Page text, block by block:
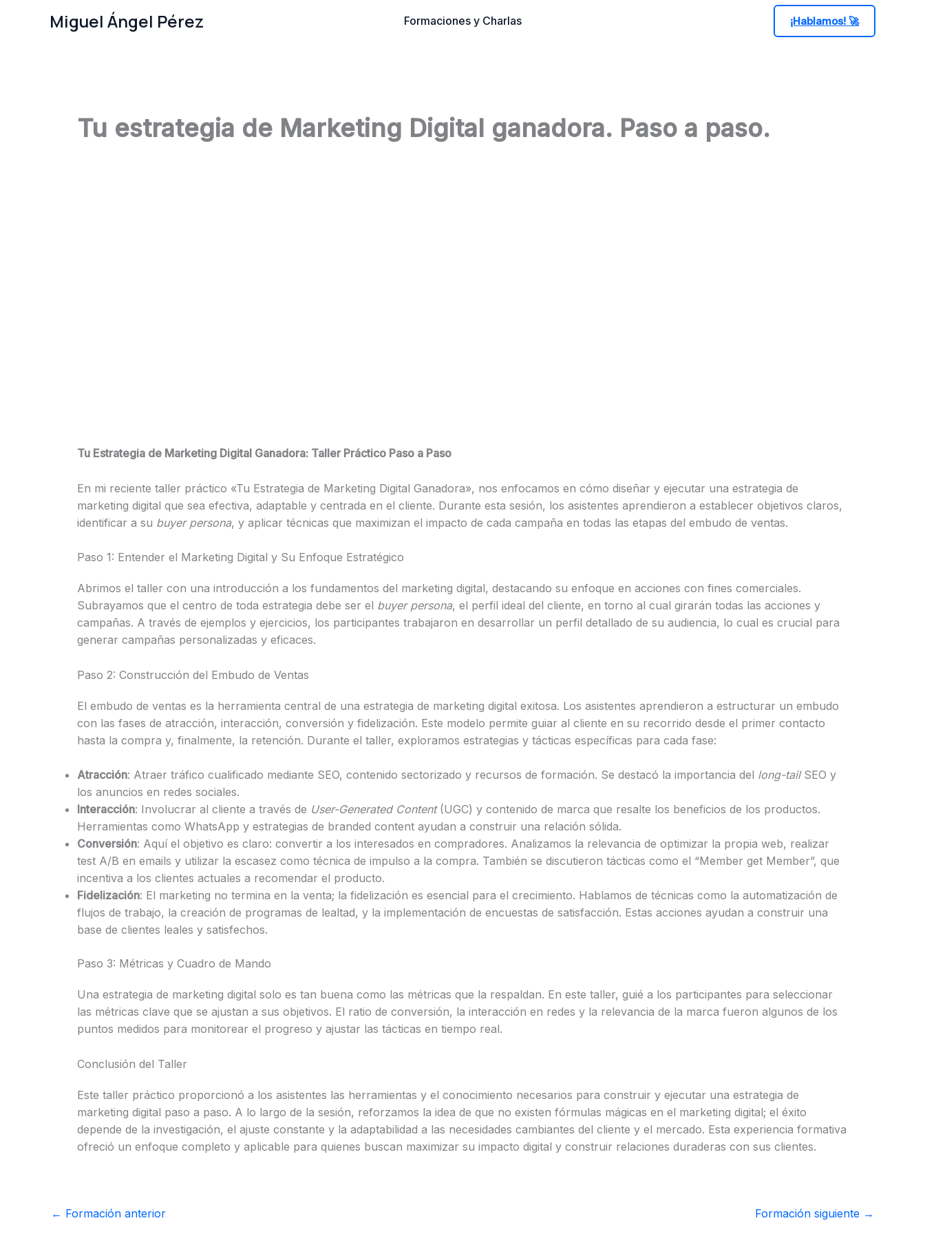
Miguel Ángel Pérez Formaciones y Charlas ¡Hablamos! 🚀
Tu estrategia de Marketing Digital ganadora. Paso a paso.
Tu Estrategia de Marketing Digital Ganadora: Taller Práctico Paso a Paso
En mi reciente taller práctico «Tu Estrategia de Marketing Digital Ganadora», nos enfocamos en cómo diseñar y ejecutar una estrategia de
marketing digital que sea efectiva, adaptable y centrada en el cliente. Durante esta sesión, los asistentes aprendieron a establecer objetivos claros,
identificar a su buyer persona, y aplicar técnicas que maximizan el impacto de cada campaña en todas las etapas del embudo de ventas.
Paso 1: Entender el Marketing Digital y Su Enfoque Estratégico
Abrimos el taller con una introducción a los fundamentos del marketing digital, destacando su enfoque en acciones con fines comerciales.
Subrayamos que el centro de toda estrategia debe ser el buyer persona, el perfil ideal del cliente, en torno al cual girarán todas las acciones y
campañas. A través de ejemplos y ejercicios, los participantes trabajaron en desarrollar un perfil detallado de su audiencia, lo cual es crucial para
generar campañas personalizadas y eficaces.
Paso 2: Construcción del Embudo de Ventas
El embudo de ventas es la herramienta central de una estrategia de marketing digital exitosa. Los asistentes aprendieron a estructurar un embudo
con las fases de atracción, interacción, conversión y fidelización. Este modelo permite guiar al cliente en su recorrido desde el primer contacto
hasta la compra y, finalmente, la retención. Durante el taller, exploramos estrategias y tácticas específicas para cada fase:
Atracción: Atraer tráfico cualificado mediante SEO, contenido sectorizado y recursos de formación. Se destacó la importancia del long-tailSEO y
los anuncios en redes sociales.
Interacción: Involucrar al cliente a través de User-Generated Content(UGC) y contenido de marca que resalte los beneficios de los productos.
Herramientas como WhatsApp y estrategias de branded content ayudan a construir una relación sólida.
Conversión: Aquí el objetivo es claro: convertir a los interesados en compradores. Analizamos la relevancia de optimizar la propia web, realizar
test A/B en emails y utilizar la escasez como técnica de impulso a la compra. También se discutieron tácticas como el “Member get Member”, que
incentiva a los clientes actuales a recomendar el producto.
Fidelización: El marketing no termina en la venta; la fidelización es esencial para el crecimiento. Hablamos de técnicas como la automatización de
flujos de trabajo, la creación de programas de lealtad, y la implementación de encuestas de satisfacción. Estas acciones ayudan a construir una
base de clientes leales y satisfechos.
Paso 3: Métricas y Cuadro de Mando
Una estrategia de marketing digital solo es tan buena como las métricas que la respaldan. En este taller, guié a los participantes para seleccionar
las métricas clave que se ajustan a sus objetivos. El ratio de conversión, la interacción en redes y la relevancia de la marca fueron algunos de los
puntos medidos para monitorear el progreso y ajustar las tácticas en tiempo real.
Conclusión del Taller
Este taller práctico proporcionó a los asistentes las herramientas y el conocimiento necesarios para construir y ejecutar una estrategia de
marketing digital paso a paso. A lo largo de la sesión, reforzamos la idea de que no existen fórmulas mágicas en el marketing digital; el éxito
depende de la investigación, el ajuste constante y la adaptabilidad a las necesidades cambiantes del cliente y el mercado. Esta experiencia formativa
ofreció un enfoque completo y aplicable para quienes buscan maximizar su impacto digital y construir relaciones duraderas con sus clientes.
← Formación anterior Formación siguiente →